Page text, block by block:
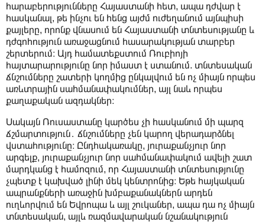
հարաբերությունները Հայաստանի հետ, ապա դժվար է
հասկանալ, թե ինչու են հենց այժմ ուժեղանում այնպիսի
քայլերը, որոնք վնասում են Հայաստանի տնտեսությանը և
դժգոհություն առաջացնում հասարակության տարբեր
շերտերում։ Այդ համատեքստում Ռուբիոյի
հայտարարությունը նոր իմաստ է ստանում. տնտեսական
ճնշումները շատերի կողմից ընկալվում են ոչ միայն որպես
առևտրային սահմանափակումներ, այլ նաև որպես
քաղաքական ազդակներ։
Սակայն Ռուսաստանը կարծես չի հասկանում մի պարզ
ճշմարտություն․ ճնշումները չեն կարող վերադարձնել
վստահությունը։ Ընդհակառակը, յուրաքանչյուր նոր
արգելք, յուրաքանչյուր նոր սահմանափակում ավելի շատ
մարդկանց է համոզում, որ Հայաստանի տնտեսությունը
չպետք է կախված լինի մեկ կենտրոնից։ Եթե հայկական
ապրանքների առաջին խմբաքանակներն արդեն
ուղևորվում են Եվրոպա և այլ շուկաներ, ապա դա ոչ միայն
տնտեսական, այլև ռազմավարական նշանակություն